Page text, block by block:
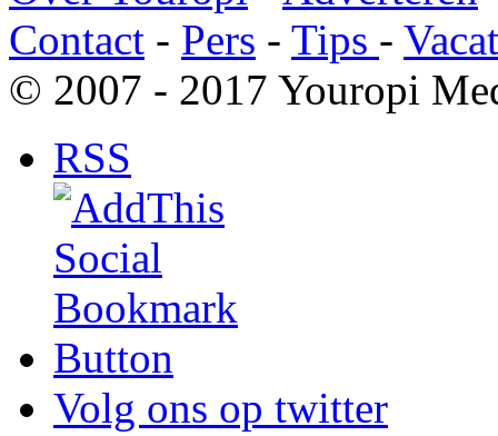
Contact - Pers - Tips -
© 2007 - 2017 Youropi
RSS
Volg ons op twitter